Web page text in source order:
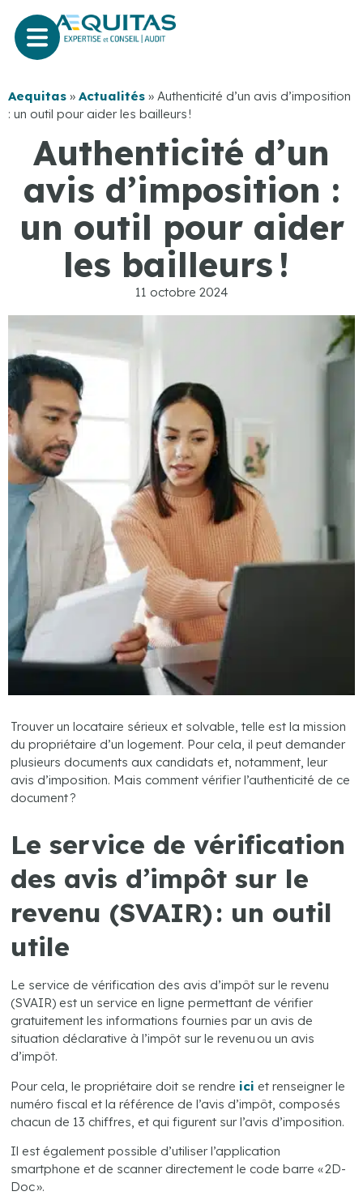
Aequitas » Actualités » Authenticité d’un avis d’imposition
: un outil pour aider les bailleurs !
Authenticité d’un
avis d’imposition :
un outil pour aider
les bailleurs !
11 octobre 2024
Trouver un locataire sérieux et solvable, telle est la mission
du propriétaire d’un logement. Pour cela, il peut demander
plusieurs documents aux candidats et, notamment, leur
avis d’imposition. Mais comment vérifier l’authenticité de ce
document ?
Le service de vérification
des avis d’impôt sur le
revenu (SVAIR) : un outil
utile
Le service de vérification des avis d’impôt sur le revenu
(SVAIR) est un service en ligne permettant de vérifier
gratuitement les informations fournies par un avis de
situation déclarative à l’impôt sur le revenu ou un avis
d’impôt.
Pour cela, le propriétaire doit se rendre ici et renseigner le
numéro fiscal et la référence de l’avis d’impôt, composés
chacun de 13 chiffres, et qui figurent sur l’avis d’imposition.
Il est également possible d’utiliser l’application
smartphone et de scanner directement le code barre « 2D-
Doc ».